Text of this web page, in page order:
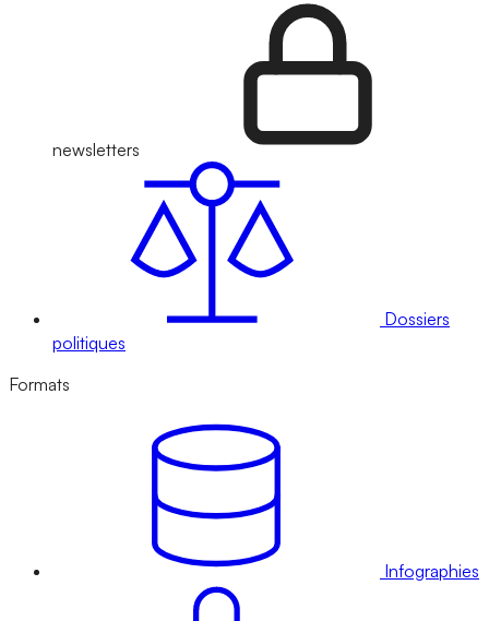
newsletters
Dossiers
politiques
Formats
Infographies